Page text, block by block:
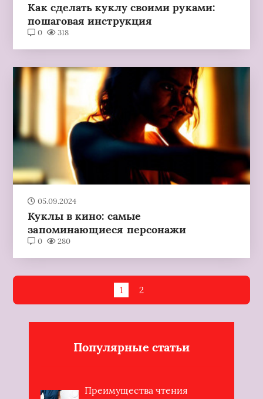
Как сделать куклу своими руками:
пошаговая инструкция
0 318
05.09.2024
Куклы в кино: самые
запоминающиеся персонажи
0 280
1 2
Популярные статьи
Преимущества чтения